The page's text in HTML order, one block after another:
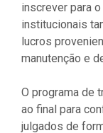
inscrever para
institucionais
lucros
manutenção e
O programa de
ao final para
julgados de